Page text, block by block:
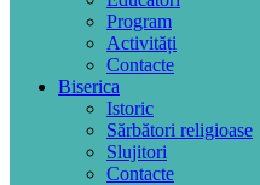
Program
Activități
Contacte
Biserica
Istoric
Sărbători religioase
Slujitori
Contacte